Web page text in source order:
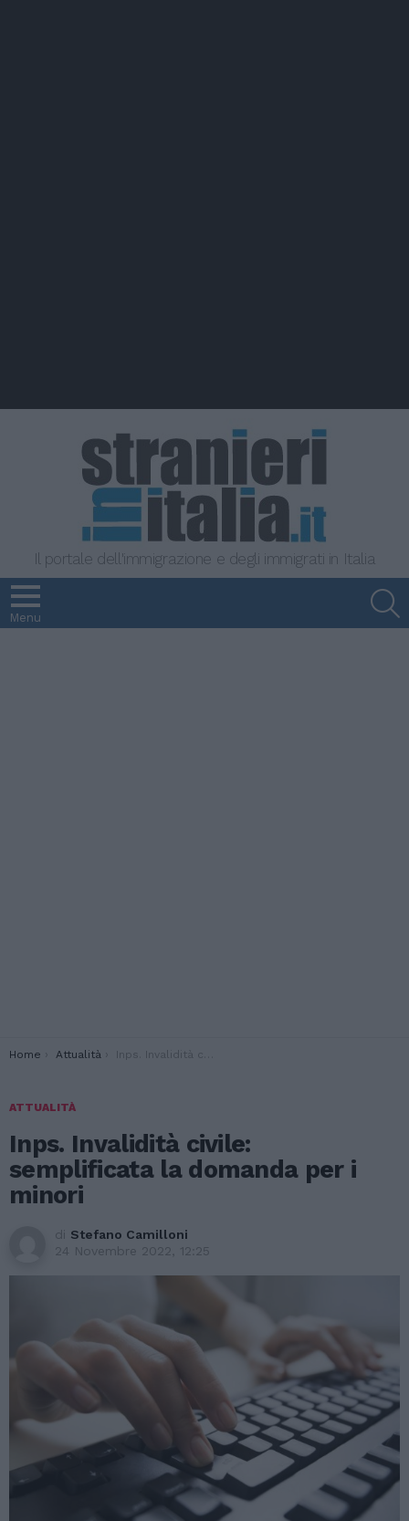
Il portale dell'immigrazione e degli immigrati in Italia
Menu
You are here:
Home Attualità Inps. Invalidità civile: semplificata la domanda per i minori
ATTUALITÀ
Inps. Invalidità civile:
semplificata la domanda per i
minori
di Stefano Camilloni
24 Novembre 2022, 12:25